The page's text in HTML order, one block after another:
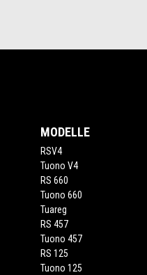
MODELLE
RSV4
Tuono V4
RS 660
Tuono 660
Tuareg
RS 457
Tuono 457
RS 125
Tuono 125